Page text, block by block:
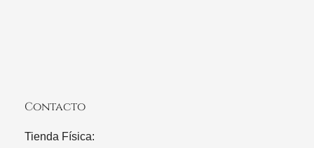
Contacto
Tienda Física: